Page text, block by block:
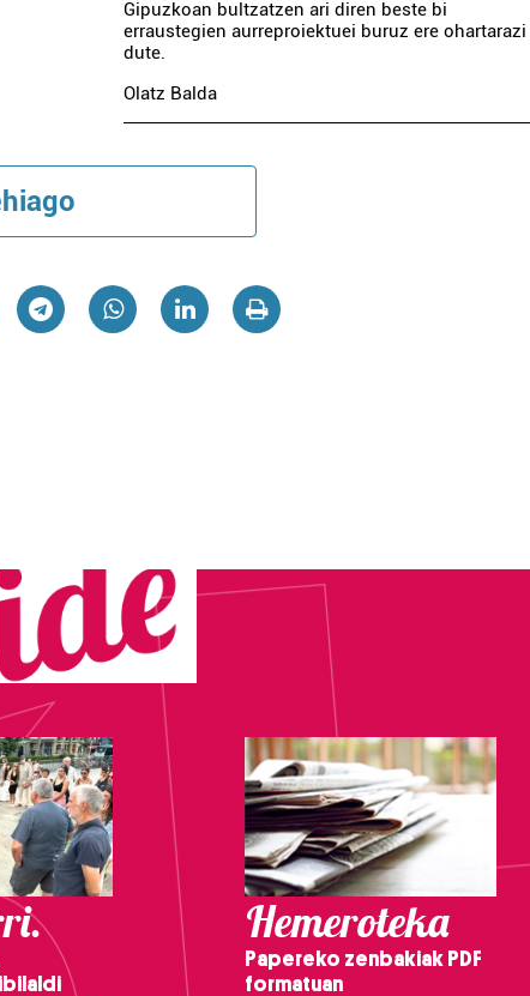
Gipuzkoan bultzatzen ari diren beste bi
erraustegien aurreproiektuei buruz ere ohartarazi
dute.
Olatz Balda
Hemeroteka
Papereko zenbakiak PDF
formatuan